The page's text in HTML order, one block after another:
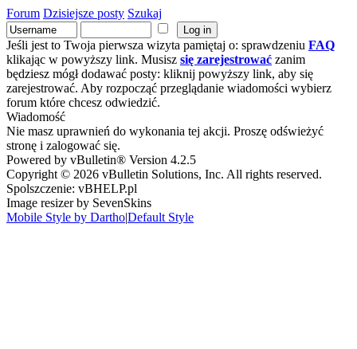
Forum Dzisiejsze posty Szukaj
Jeśli jest to Twoja pierwsza wizyta pamiętaj o: sprawdzeniu FAQ
klikając w powyższy link. Musisz się zarejestrować zanim
będziesz mógł dodawać posty: kliknij powyższy link, aby się
zarejestrować. Aby rozpocząć przeglądanie wiadomości wybierz
forum które chcesz odwiedzić.
Wiadomość
Nie masz uprawnień do wykonania tej akcji. Proszę odświeżyć
stronę i zalogować się.
Powered by vBulletin® Version 4.2.5
Copyright © 2026 vBulletin Solutions, Inc. All rights reserved.
Spolszczenie: vBHELP.pl
Image resizer by SevenSkins
Mobile Style by Dartho|Default Style